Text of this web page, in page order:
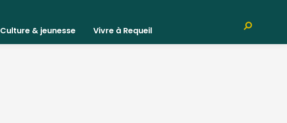
Culture & jeunesse Vivre à Requeil
Recherche